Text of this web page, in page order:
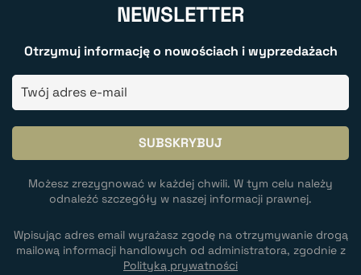
NEWSLETTER
Otrzymuj informację o nowościach i wyprzedażach
Możesz zrezygnować w każdej chwili. W tym celu należy
odnaleźć szczegóły w naszej informacji prawnej.
Wpisując adres email wyrażasz zgodę na otrzymywanie drogą
mailową informacji handlowych od administratora, zgodnie z
Polityką prywatności